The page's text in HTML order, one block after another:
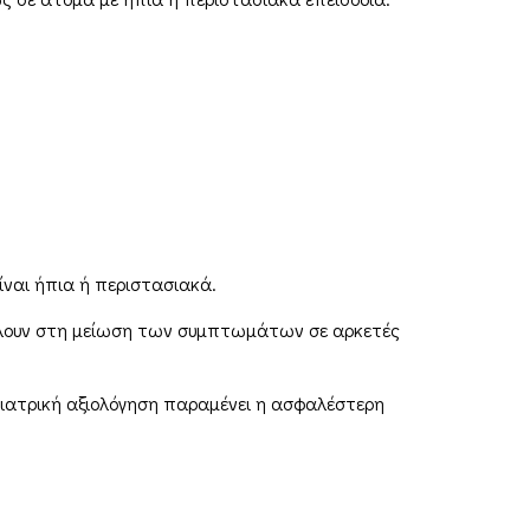
ήπια ή περιστασιακά.
στη μείωση των συμπτωμάτων σε αρκετές
αξιολόγηση παραμένει η ασφαλέστερη